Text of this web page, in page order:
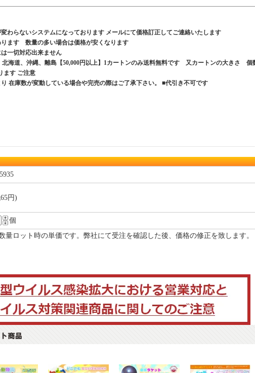
わらないシステムになっております メールにて価格訂正してご連絡いたします
ます 数量の多い場合は価格が安くなります
一切対応出来ません
海道、沖縄、離島【50,000円以上】1カートンのみ送料無料です 又カートンの大きさ 個
ります ご注意
在庫数が変動している場合や完売の際はご了承下さい。 ■代引き不可です
円)
個
ロット時の単価です。弊社にて受注を確認した後、価格の修正を致します。